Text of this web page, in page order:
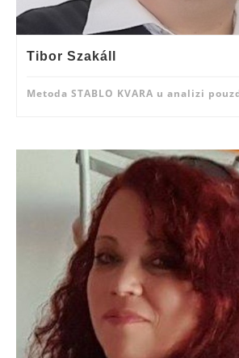
Tibor Szakáll
Metoda STABLO KVARA u analizi